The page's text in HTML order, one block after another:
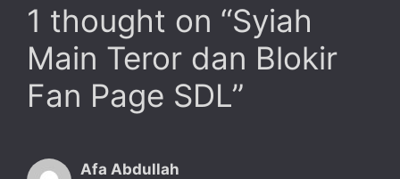
1 thought on “Syiah
Main Teror dan Blokir
Fan Page SDL”
Afa Abdullah